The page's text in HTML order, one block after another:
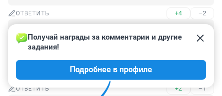
ОТВЕТИТЬ +4 –2
11 декабря 2024, 15:14
Видимо эта мать , сама в школе ничего не делала,вот
и ноет из-за этого!!!...мы и класс мыли и коридор и
ничего, никто не рассыпался!
ОТВЕТИТЬ +2 –1
Получай награды за комментарии и другие
задания!
Подробнее в профиле